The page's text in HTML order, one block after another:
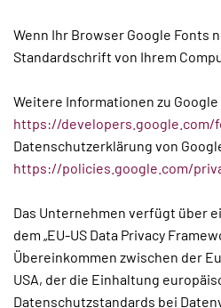
Wenn Ihr Browser Google Fonts
Standardschrift von Ihrem
Weitere Informationen zu
https://developers.google.com/
Datenschutzerklärung von
https://policies.google.com/
Das Unternehmen verfügt über
dem „EU-US Data Privacy
Übereinkommen zwischen der
USA, der die Einhaltung
Datenschutzstandards bei